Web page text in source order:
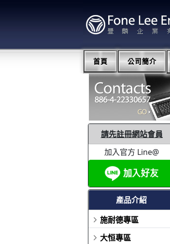
首頁 公司簡介
請先註冊網站會員
加入官方 Line@
產品介紹
施耐德專區
大恒專區